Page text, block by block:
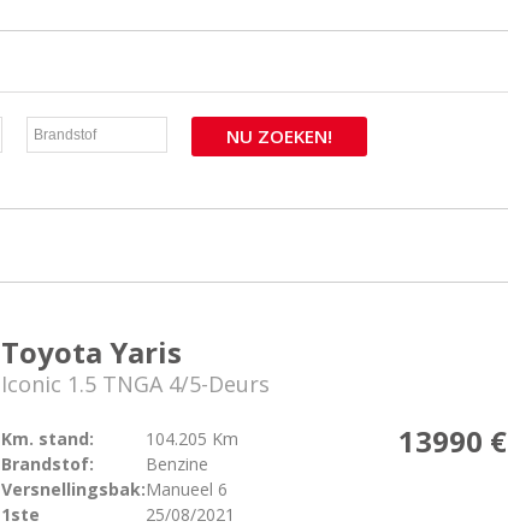
NU ZOEKEN!
Toyota Yaris
Iconic 1.5 TNGA 4/5-Deurs
13990 €
Km. stand:
104.205 Km
Brandstof:
Benzine
Versnellingsbak:Manueel 6
1ste
25/08/2021